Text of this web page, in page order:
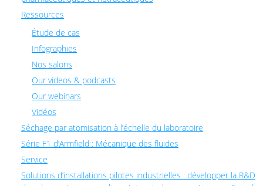
Ressources
Étude de cas
Infographies
Nos salons
Our videos & podcasts
Our webinars
Vidéos
Séchage par atomisation à l’échelle du laboratoire
Série F1 d’Armfield : Mécanique des fluides
Service
Solutions d’installations pilotes industrielles : développer la R&D